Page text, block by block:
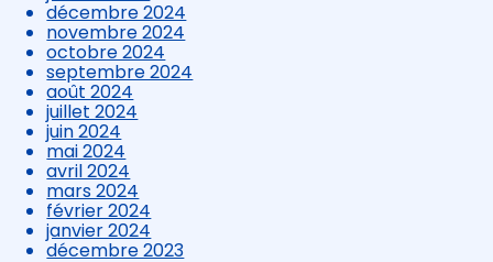
décembre 2024
novembre 2024
octobre 2024
septembre 2024
août 2024
juillet 2024
juin 2024
mai 2024
avril 2024
mars 2024
février 2024
janvier 2024
décembre 2023